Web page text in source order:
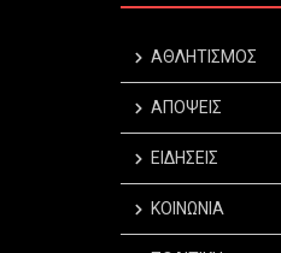
ΑΘΛΗΤΙΣΜΟΣ
ΑΠΟΨΕΙΣ
ΕΙΔΗΣΕΙΣ
ΚΟΙΝΩΝΙΑ